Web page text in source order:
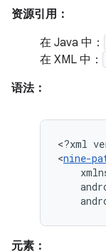
资源引用：
在 Java 中：
在 XML 中：
语法：
<?xml
<nine-
元素：